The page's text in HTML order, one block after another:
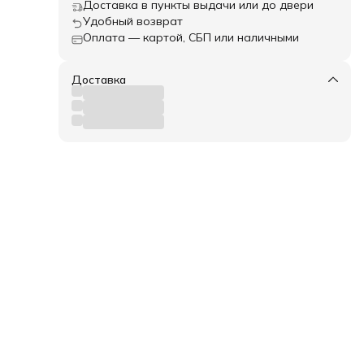
Доставка в пункты выдачи или до двери
Удобный возврат
Оплата — картой, СБП или наличными
Доставка